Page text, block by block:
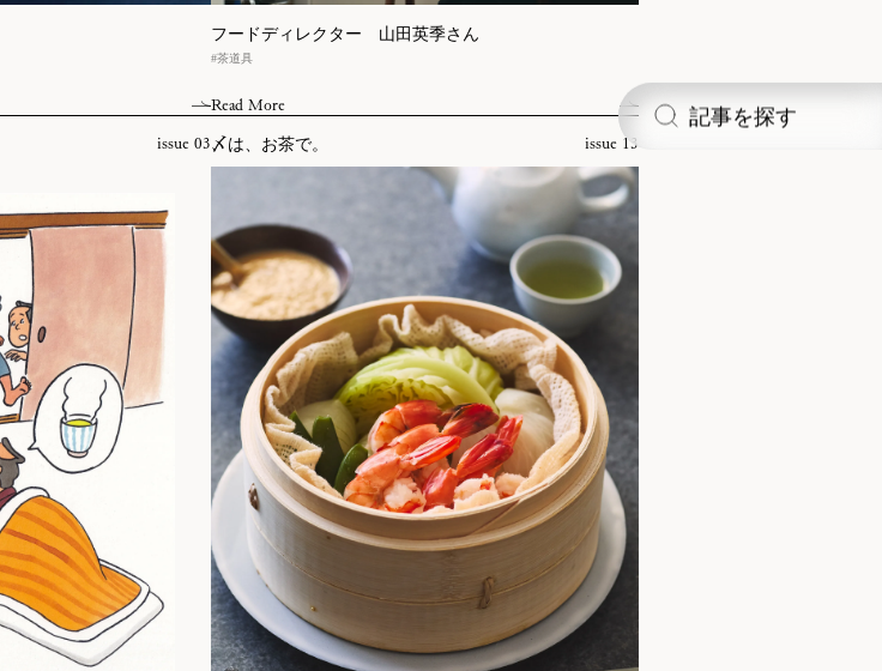
記事を探す
フードディレクター 山田英季さん
#茶道具
Read More
issue 03〆は、お茶で。 issue 13